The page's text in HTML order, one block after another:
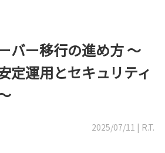
バー移行の進め方 〜
定運用とセキュリティ
2025/07/11 | R.T.